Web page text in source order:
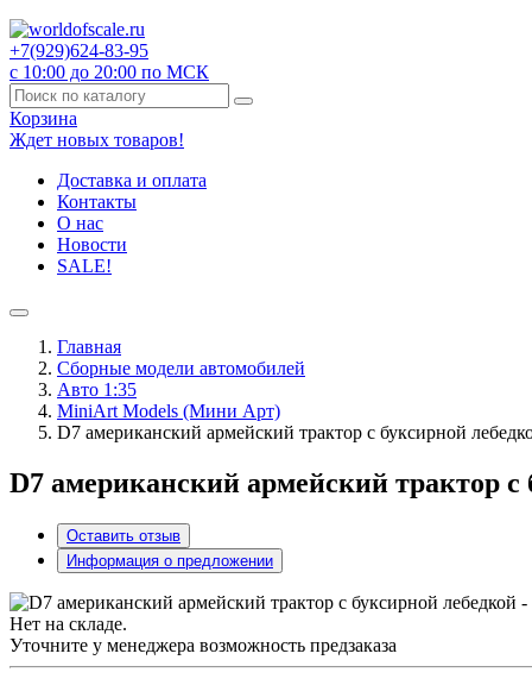
+7(929)624-83-95
с 10:00 до 20:00 по МСК
Корзина
Ждет новых товаров!
Доставка и оплата
Контакты
О нас
Новости
SALE!
Главная
Сборные модели автомобилей
Авто 1:35
MiniArt Models (Мини Арт)
D7 американский армейский трактор с буксирной
D7 американский армейский трактор
Оставить отзыв
Информация о предложении
Нет на складе.
Уточните у менеджера возможность предзаказа